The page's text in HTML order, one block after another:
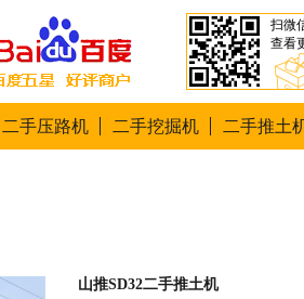
扫微
查看
二手压路机 二手挖掘机 二手推土
山推SD32二手推土机